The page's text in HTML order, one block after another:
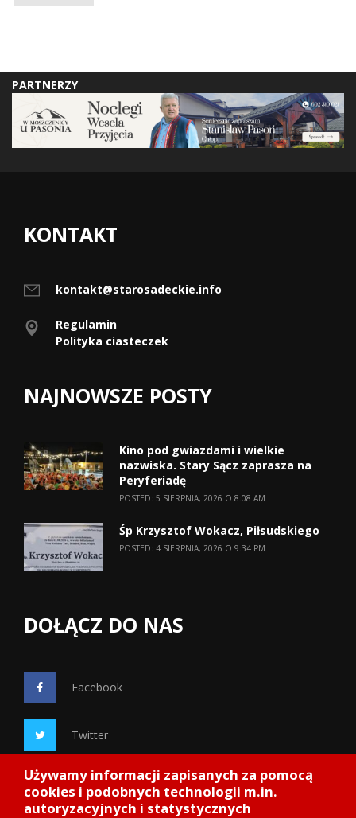
PARTNERZY
KONTAKT
kontakt@starosadeckie.info
Regulamin
Polityka ciasteczek
NAJNOWSZE POSTY
Kino pod gwiazdami i wielkie
nazwiska. Stary Sącz zaprasza na
Peryferiadę
POSTED: 5 SIERPNIA, 2026 O 8:08 AM
Śp Krzysztof Wokacz, Piłsudskiego
POSTED: 4 SIERPNIA, 2026 O 9:34 PM
DOŁĄCZ DO NAS
Facebook
Twitter
Google+
Używamy informacji zapisanych za pomocą
cookies i podobnych technologii m.in.
autoryzacyjnych i statystycznych